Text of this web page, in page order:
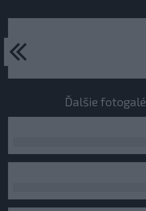
Ďalšie